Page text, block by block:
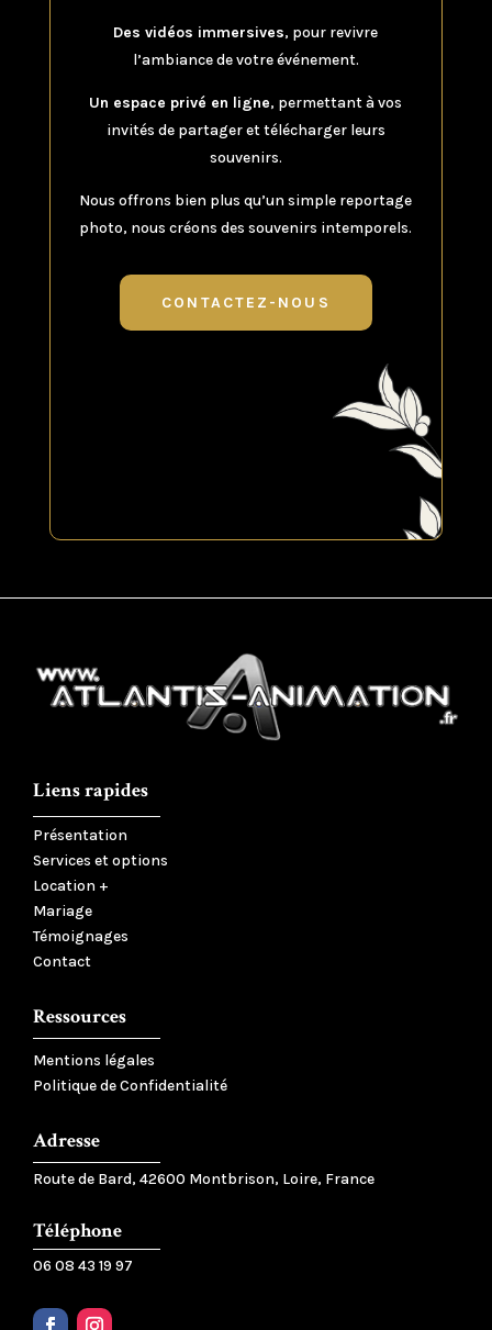
Des vidéos immersives, pour revivre
l’ambiance de votre événement.
Un espace privé en ligne, permettant à vos
invités de partager et télécharger leurs
souvenirs.
Nous offrons bien plus qu’un simple reportage
photo, nous créons des souvenirs intemporels.
CONTACTEZ-NOUS
Liens rapides
Présentation
Services et options
Location +
Mariage
Témoignages
Contact
Ressources
Mentions légales
Politique de Confidentialité
Adresse
Route de Bard, 42600 Montbrison, Loire, France
Téléphone
06 08 43 19 97